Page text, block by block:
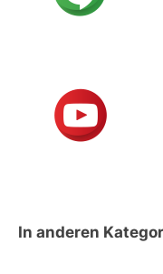
In anderen